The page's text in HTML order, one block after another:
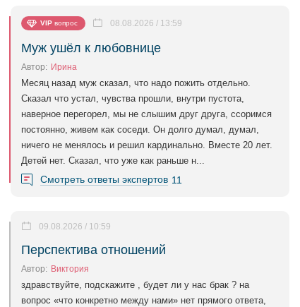
VIP вопрос
Муж ушёл к любовнице
08.08.2026 / 13:59
Автор: Ирина
Месяц назад муж сказал, что надо пожить отдельно.
Сказал что устал, чувства прошли, внутри пустота,
наверное перегорел, мы не слышим друг друга, ссоримся
постоянно, живем как соседи. Он долго думал, думал,
ничего не менялось и решил кардинально. Вместе 20 лет.
Детей нет. Сказал, что уже как раньше н...
Смотреть ответы экспертов 11
Перспектива отношений
09.08.2026 / 10:59
Автор: Виктория
здравствуйте, подскажите , будет ли у нас брак ? на
вопрос «что конкретно между нами» нет прямого ответа,